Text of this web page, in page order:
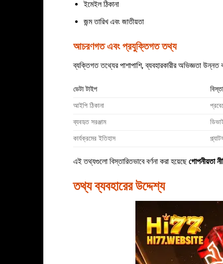
ইমেইল ঠিকানা
জন্ম তারিখ এবং জাতীয়তা
আচরণগত এবং প্রযুক্তিগত তথ্য
ব্যক্তিগত তথ্যের পাশাপাশি, ব্যবহারকারীর অভিজ্ঞতা
ডেটা টাইপ
আইপি ঠিকানা
ব্যবহৃত সরঞ্জাম
কার্যক্রমের ইতিহাস
এই তথ্যগুলো বিস্তারিতভাবে বর্ণনা করা হয়েছেগোপনীয়তা
তথ্য ব্যবহারের উদ্দেশ্য